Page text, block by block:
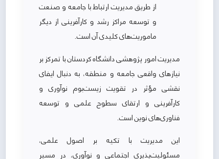
از طریق مدیریت ارتباط با جامعه و صنعت
و توسعه مراکز رشد و کارآفرینی از دیگر
ماموریت‌های کلیدی آن است.
مدیریت امور پژوهشی دانشگاه کردستان با تمرکز بر
نیازهای واقعی جامعه و منطقه، به دنبال ایفای
نقشی مؤثر در تقویت زیست‌بوم نوآوری و
کارآفرینی و ارتقای سطوح علمی و توسعه
فناوری‌های نوین است.
این مدیریت با تکیه بر اصول علمی،
مسئولیت‌پذیری اجتماعی و نوآوری، در مسیر